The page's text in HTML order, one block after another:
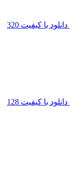
دانلود با کیفیت 320
دانلود با کیفیت 128